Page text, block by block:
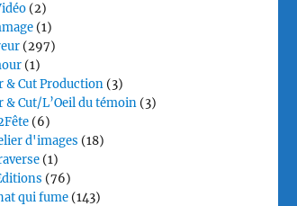
(2)
(1)
(297)
(1)
& Cut Production (3)
& Cut/L’Oeil du témoin (3)
(6)
d'images (18)
(1)
(76)
qui fume (143)